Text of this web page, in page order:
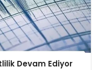
Devam Ediyor